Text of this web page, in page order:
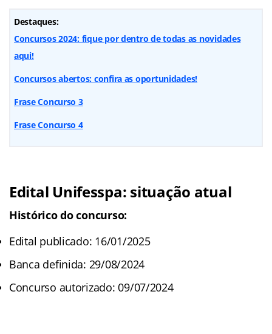
Destaques:
Concursos 2024: fique por dentro de todas as novidades
aqui!
Concursos abertos: confira as oportunidades!
Frase Concurso 3
Frase Concurso 4
Edital Unifesspa: situação atual
Histórico do concurso:
Edital publicado: 16/01/2025
Banca definida: 29/08/2024
Concurso autorizado: 09/07/2024